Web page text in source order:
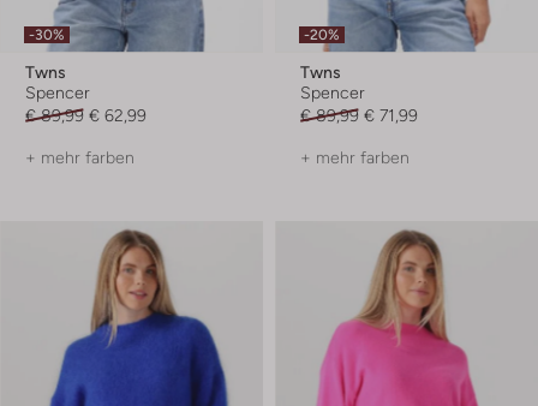
-30%
Twns
Spencer
€ 89,99 € 62,99
+ mehr farben
-20%
Twns
Spencer
€ 89,99 € 71,99
+ mehr farben